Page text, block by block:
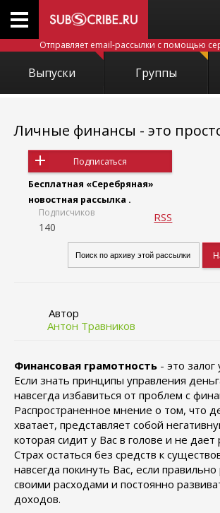
Отправляет email-рассылки с помощью
Выпуски Группы
Личные финансы - это
Подписаться
Бесплатная «Серебряная»
новостная рассылка .
Подписчиков
140
RSS
Автор
Антон Травников
Финансовая грамотность - это залог
Если знать принципы управления
навсегда избавиться от проблем с
Распространенное мнение о том, что
хватает, представляет собой
которая сидит у Вас в голове и не дает
Страх остаться без средств к
навсегда покинуть Вас, если
своими расходами и постоянно
доходов.